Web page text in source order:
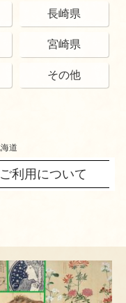
長崎県
宮崎県
その他
道
ご利用について